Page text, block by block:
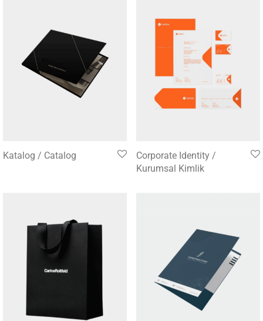
Katalog / Catalog
Corporate Identity /
Kurumsal Kimlik